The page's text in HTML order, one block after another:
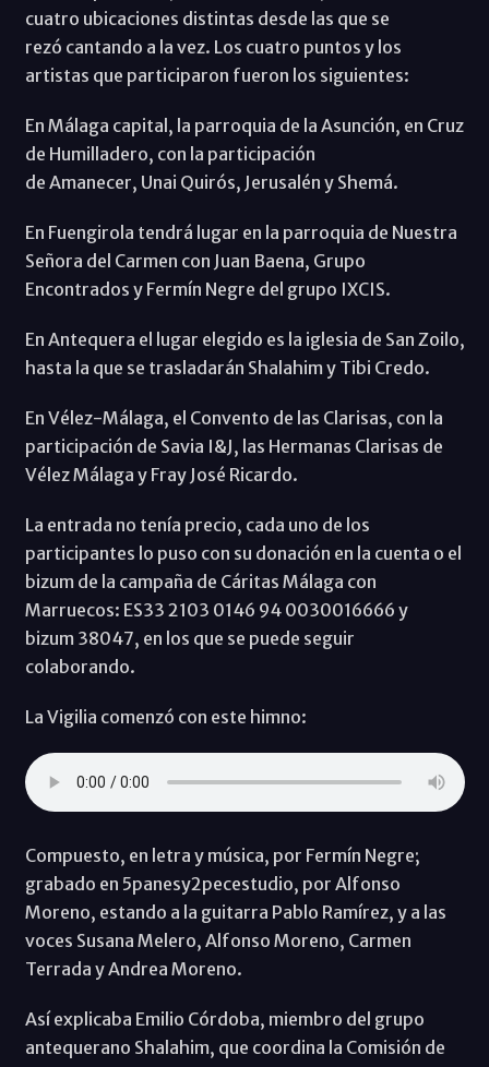
cuatro ubicaciones distintas desde las que se
rezó cantando a la vez. Los cuatro puntos y los
artistas que participaron fueron los siguientes:
En Málaga capital, la parroquia de la Asunción, en Cruz
de Humilladero, con la participación
de Amanecer, Unai Quirós, Jerusalén y Shemá.
En Fuengirola tendrá lugar en la parroquia de Nuestra
Señora del Carmen con Juan Baena, Grupo
Encontrados y Fermín Negre del grupo IXCIS.
En Antequera el lugar elegido es la iglesia de San Zoilo,
hasta la que se trasladarán Shalahim y Tibi Credo.
En Vélez-Málaga, el Convento de las Clarisas, con la
participación de Savia I&J, las Hermanas Clarisas de
Vélez Málaga y Fray José Ricardo.
La entrada no tenía precio, cada uno de los
participantes lo puso con su donación en la cuenta o el
bizum de la campaña de Cáritas Málaga con
Marruecos: ES33 2103 0146 94 0030016666 y
bizum 38047, en los que se puede seguir
colaborando.
La Vigilia comenzó con este himno:
Compuesto, en letra y música, por Fermín Negre;
grabado en 5panesy2pecestudio, por Alfonso
Moreno, estando a la guitarra Pablo Ramírez, y a las
voces Susana Melero, Alfonso Moreno, Carmen
Terrada y Andrea Moreno.
Así explicaba Emilio Córdoba, miembro del grupo
antequerano Shalahim, que coordina la Comisión de